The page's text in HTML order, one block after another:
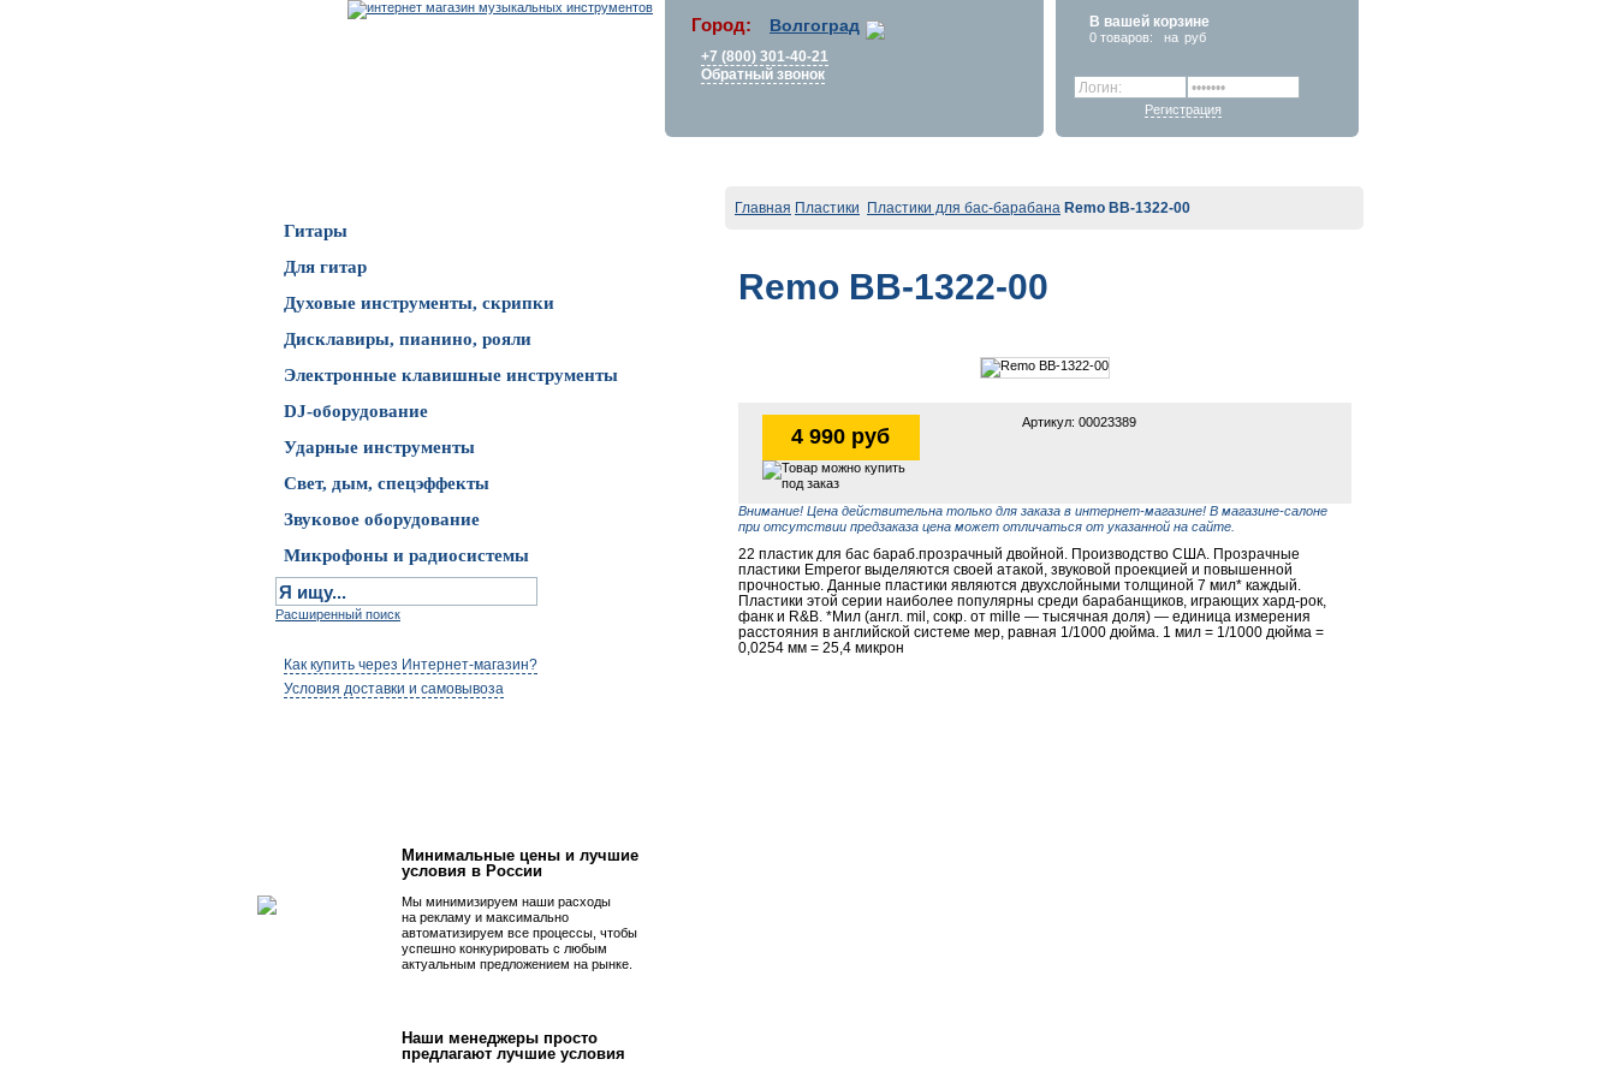
Город: Волгоград
+7 (800) 301-40-21
Обратный звонок
В вашей корзине
0 товаров: на руб
Регистрация
Гитары
Для гитар
Духовые инструменты, скрипки
Дисклавиры, пианино, рояли
Электронные клавишные инструменты
DJ-оборудование
Ударные инструменты
Свет, дым, спецэффекты
Звуковое оборудование
Микрофоны и радиосистемы
Расширенный поиск
Как купить через Интернет-магазин?
Условия доставки и самовывоза
Минимальные цены и лучшие
условия в России
Мы минимизируем наши расходы
на рекламу и максимально
автоматизируем все процессы, чтобы
успешно конкурировать с любым
актуальным предложением на рынке.
Наши менеджеры просто
предлагают лучшие условия
Главная Пластики Пластики для бас-барабана Remo BB-1322-00
Remo BB-1322-00
4 990 руб
Артикул: 00023389
Внимание! Цена действительна только для заказа в интернет-магазине! В магазине-салоне
при отсутствии предзаказа цена может отличаться от указанной на сайте.
22 пластик для бас бараб.прозрачный двойной. Производство США. Прозрачные
пластики Emperor выделяются своей атакой, звуковой проекцией и повышенной
прочностью. Данные пластики являются двухслойными толщиной 7 мил* каждый.
Пластики этой серии наиболее популярны среди барабанщиков, играющих хард-рок,
фанк и R&B. *Мил (англ. mil, сокр. от mille — тысячная доля) — единица измерения
расстояния в английской системе мер, равная 1/1000 дюйма. 1 мил = 1/1000 дюйма =
0,0254 мм = 25,4 микрон